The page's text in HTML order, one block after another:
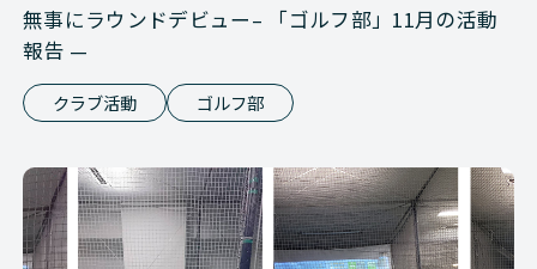
無事にラウンドデビュー– 「ゴルフ部」11月の活動
報告 —
クラブ活動 ゴルフ部